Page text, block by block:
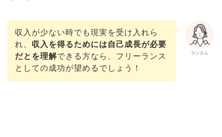
ランさん
収入が少ない時でも現実を受け入れら
れ、 収入を得るためには自己成長が必要
だとを理解できる方なら、フリーランス
としての成功が望めるでしょう！